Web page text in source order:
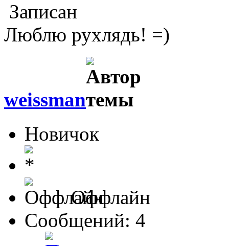
Записан
Люблю рухлядь! =)
weissman
Новичок
Оффлайн
Сообщений: 4